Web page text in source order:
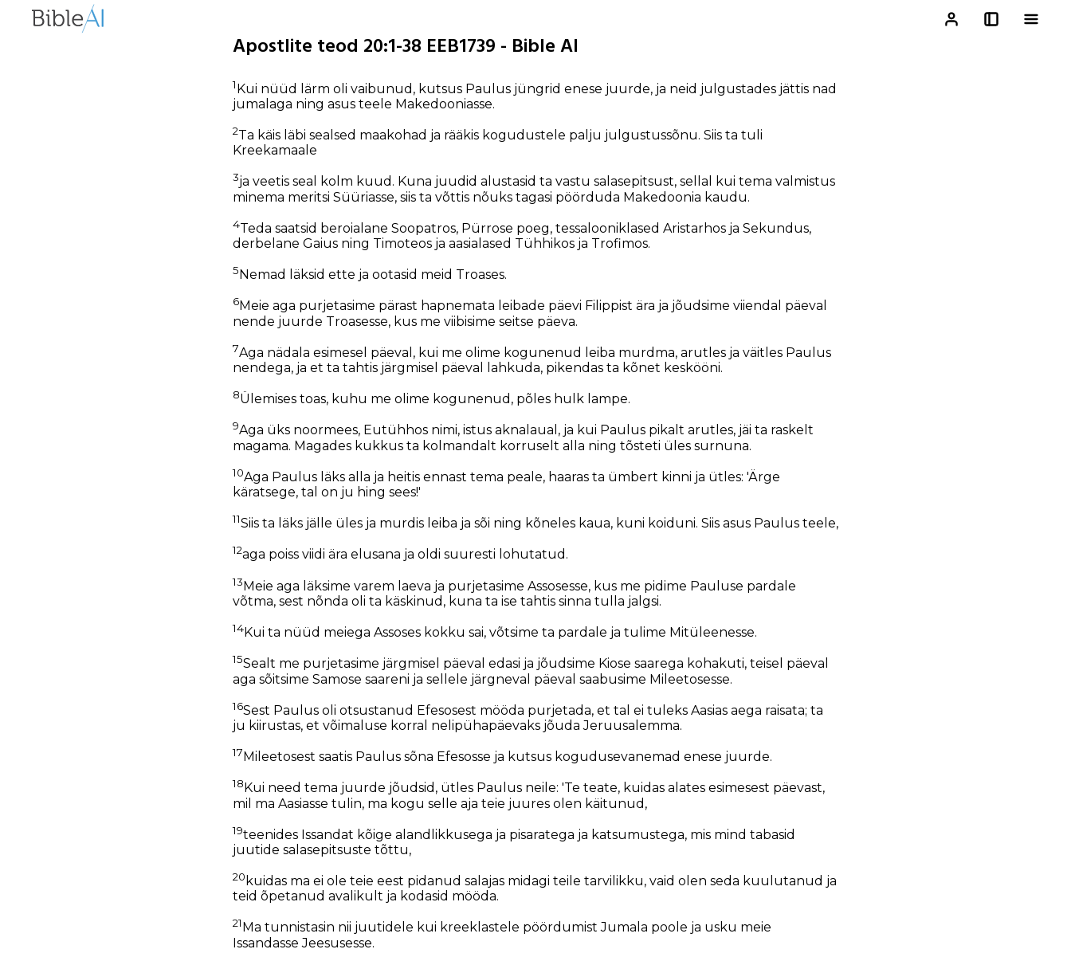
Apostlite teod 20:1-38 EEB1739 - Bible AI
1Kui nüüd lärm oli vaibunud, kutsus Paulus jüngrid enese juurde, ja neid julgustades jättis nad
jumalaga ning asus teele Makedooniasse.
2Ta käis läbi sealsed maakohad ja rääkis kogudustele palju julgustussõnu. Siis ta tuli
Kreekamaale
3ja veetis seal kolm kuud. Kuna juudid alustasid ta vastu salasepitsust, sellal kui tema valmistus
minema meritsi Süüriasse, siis ta võttis nõuks tagasi pöörduda Makedoonia kaudu.
4Teda saatsid beroialane Soopatros, Pürrose poeg, tessalooniklased Aristarhos ja Sekundus,
derbelane Gaius ning Timoteos ja aasialased Tühhikos ja Trofimos.
5 Nemad läksid ette ja ootasid meid Troases.
6Meie aga purjetasime pärast hapnemata leibade päevi Filippist ära ja jõudsime viiendal päeval
nende juurde Troasesse, kus me viibisime seitse päeva.
7Aga nädala esimesel päeval, kui me olime kogunenud leiba murdma, arutles ja väitles Paulus
nendega, ja et ta tahtis järgmisel päeval lahkuda, pikendas ta kõnet keskööni.
8Ülemises toas, kuhu me olime kogunenud, põles hulk lampe.
9Aga üks noormees, Eutühhos nimi, istus aknalaual, ja kui Paulus pikalt arutles, jäi ta raskelt
magama. Magades kukkus ta kolmandalt korruselt alla ning tõsteti üles surnuna.
10Aga Paulus läks alla ja heitis ennast tema peale, haaras ta ümbert kinni ja ütles: 'Ärge
käratsege, tal on ju hing sees!'
11Siis ta läks jälle üles ja murdis leiba ja sõi ning kõneles kaua, kuni koiduni. Siis asus Paulus teele,
12aga poiss viidi ära elusana ja oldi suuresti lohutatud.
13Meie aga läksime varem laeva ja purjetasime Assosesse, kus me pidime Pauluse pardale
võtma, sest nõnda oli ta käskinud, kuna ta ise tahtis sinna tulla jalgsi.
14Kui ta nüüd meiega Assoses kokku sai, võtsime ta pardale ja tulime Mitüleenesse.
15Sealt me purjetasime järgmisel päeval edasi ja jõudsime Kiose saarega kohakuti, teisel päeval
aga sõitsime Samose saareni ja sellele järgneval päeval saabusime Mileetosesse.
16Sest Paulus oli otsustanud Efesosest mööda purjetada, et tal ei tuleks Aasias aega raisata; ta
ju kiirustas, et võimaluse korral nelipühapäevaks jõuda Jeruusalemma.
17 Mileetosest saatis Paulus sõna Efesosse ja kutsus kogudusevanemad enese juurde.
18 Kui need tema juurde jõudsid, ütles Paulus neile: 'Te teate, kuidas alates esimesest päevast,
mil ma Aasiasse tulin, ma kogu selle aja teie juures olen käitunud,
19teenides Issandat kõige alandlikkusega ja pisaratega ja katsumustega, mis mind tabasid
juutide salasepitsuste tõttu,
20 kuidas ma ei ole teie eest pidanud salajas midagi teile tarvilikku, vaid olen seda kuulutanud ja
teid õpetanud avalikult ja kodasid mööda.
21 Ma tunnistasin nii juutidele kui kreeklastele pöördumist Jumala poole ja usku meie
Issandasse Jeesusesse.